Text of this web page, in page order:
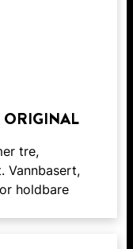
ORIGINAL
tre,
Vannbasert,
holdbare